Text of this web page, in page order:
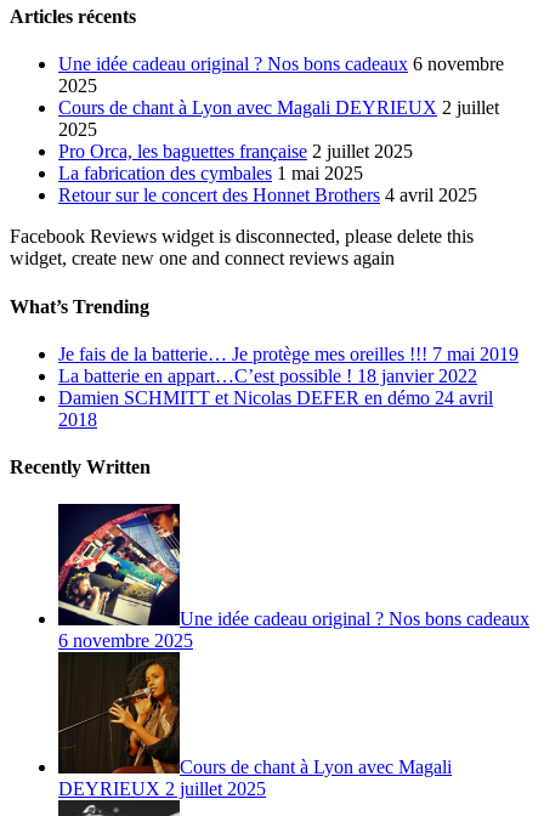
Articles récents
Une idée cadeau original ? Nos bons cadeaux 6 novembre
2025
Cours de chant à Lyon avec Magali DEYRIEUX 2 juillet
2025
Pro Orca, les baguettes française 2 juillet 2025
La fabrication des cymbales 1 mai 2025
Retour sur le concert des Honnet Brothers 4 avril 2025
Facebook Reviews widget is disconnected, please delete this
widget, create new one and connect reviews again
What’s Trending
Je fais de la batterie… Je protège mes oreilles !!! 7 mai 2019
La batterie en appart…C’est possible ! 18 janvier 2022
Damien SCHMITT et Nicolas DEFER en démo 24 avril
2018
Recently Written
Une idée cadeau original ? Nos bons cadeaux
6 novembre 2025
Cours de chant à Lyon avec Magali
DEYRIEUX 2 juillet 2025